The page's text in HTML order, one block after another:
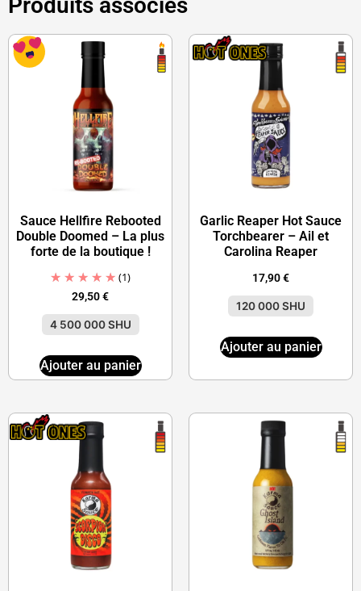
Sauce Hellfire Rebooted
Double Doomed – La plus
forte de la boutique !
(1)
29,50€
4 500 000 SHU
Ajouter au panier
Garlic Reaper Hot Sauce
Torchbearer – Ail et
Carolina Reaper
17,90€
120 000 SHU
Ajouter au panier